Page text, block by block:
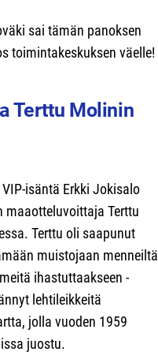
sai tämän panoksen
toimintakeskuksen väelle!
Terttu Molinin
isäntä Erkki Jokisalo
Terttu
Terttu oli saapunut
muistojaan menneiltä
ihastuttaakseen -
lehtileikkeitä
jolla vuoden 1959
juostu.